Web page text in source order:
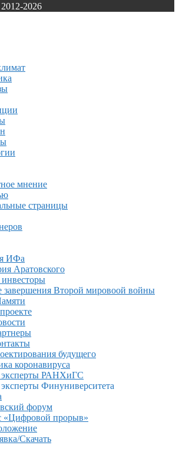
2026
мнение
страницы
ИФа
Аратовского
завершения Второй мировоой войны
будущего
коронавируса
эксперты РАНХиГС
эксперты Финуниверситета
форум
«Цифровой прорыв»
Скачать